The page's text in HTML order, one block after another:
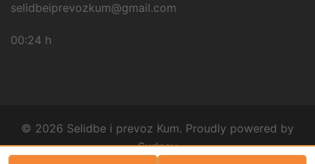
selidbeiprevozkum@gmail.com
00:24 h
© 2026 Selidbe i prevoz Kum. Proudly powered by
Sydney